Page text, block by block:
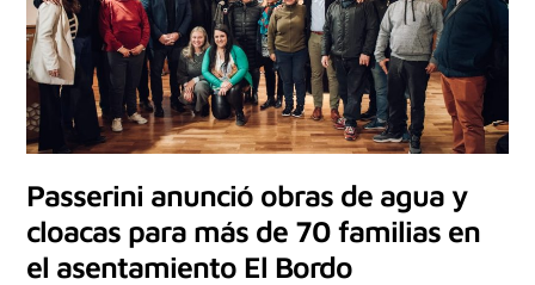
Passerini anunció obras de agua y
cloacas para más de 70 familias en
el asentamiento El Bordo